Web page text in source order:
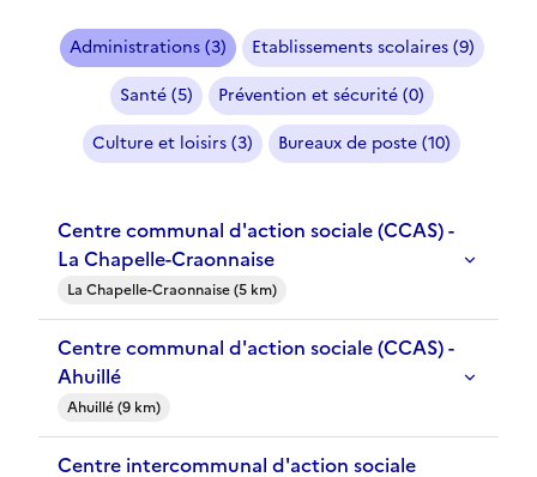
Administrations (3)
Etablissements scolaires (9)
Santé (5)
Prévention et sécurité (0)
Culture et loisirs (3)
Bureaux de poste (10)
Centre communal d'action sociale (CCAS) -
La Chapelle-Craonnaise
La Chapelle-Craonnaise (5 km)
Centre communal d'action sociale (CCAS) -
Ahuillé
Ahuillé (9 km)
Centre intercommunal d'action sociale